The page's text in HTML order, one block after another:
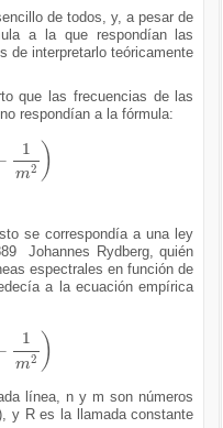
de todos, y, a pesar de
a la que respondían las
de interpretarlo teóricamente
que las frecuencias de las
respondían a la fórmula:
2
se correspondía a una ley
Johannes Rydberg, quién
espectrales en función de
a la ecuación empírica
2
línea, n y m son números
y R es la llamada constante